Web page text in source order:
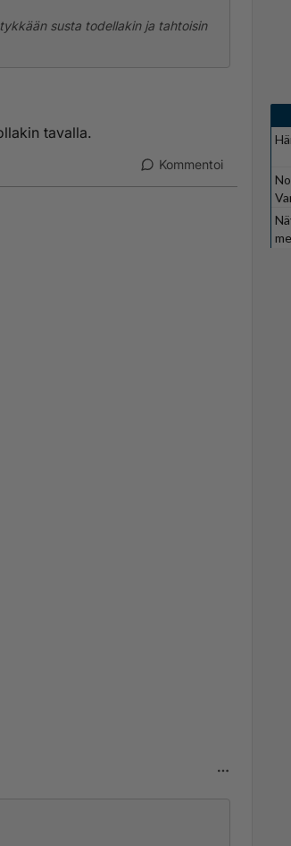
susta todellakin ja tahtoisin
tavalla.
Kommentoi